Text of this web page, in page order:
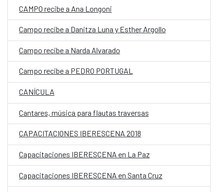
CAMPO recibe a Ana Longoni
Campo recibe a Danitza Luna y Esther Argollo
Campo recibe a Narda Alvarado
Campo recibe a PEDRO PORTUGAL
CANÍCULA
Cantares, música para flautas traversas
CAPACITACIONES IBERESCENA 2018
Capacitaciones IBERESCENA en La Paz
Capacitaciones IBERESCENA en Santa Cruz